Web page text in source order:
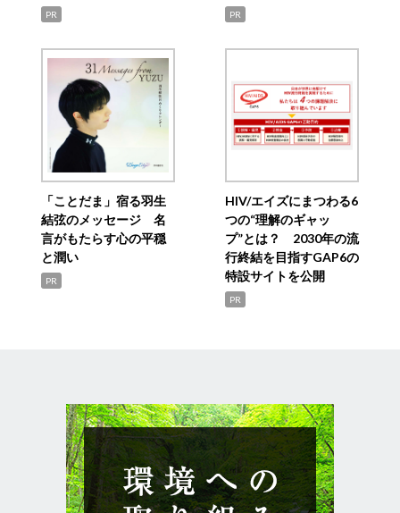
PR PR
「ことだま」宿る羽生
結弦のメッセージ 名
言がもたらす心の平穏
と潤い
PR
HIV/エイズにまつわる6
つの“理解のギャッ
プ”とは？ 2030年の流
行終結を目指すGAP6の
特設サイトを公開
PR